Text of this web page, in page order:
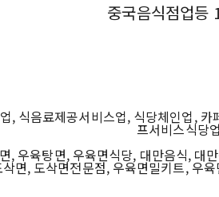
중국음식점업등
, 식음료제공서비스업, 식당체인업,
프서비스식당
, 우육탕면, 우육면식당, 대만음식, 대
면, 도삭면전문점, 우육면밀키트, 우